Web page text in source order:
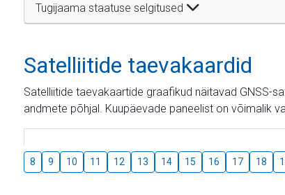
Tugijaama staatuse selgitused
Satelliitide taevakaardid
Satelliitide taevakaartide graafikud näitavad GNSS-
andmete põhjal. Kuupäevade paneelist on võimalik
8 9 10 11 12 13 14 15 16 17 18